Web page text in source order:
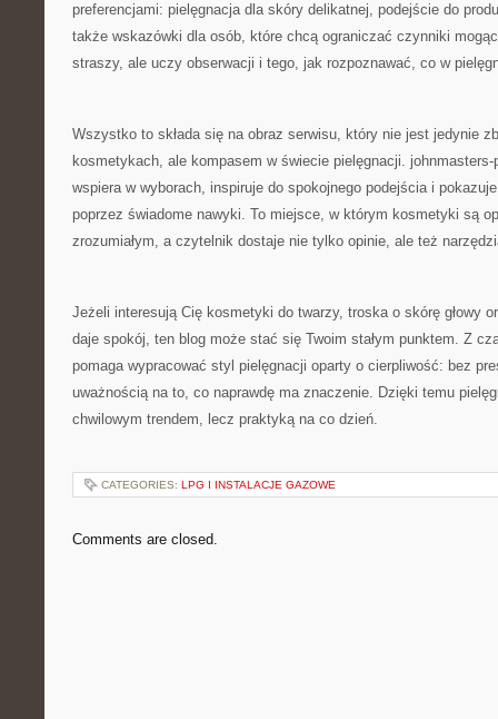
preferencjami: pielęgnacja dla skóry delikatnej, podejście do
także wskazówki dla osób, które chcą ograniczać czynniki
straszy, ale uczy obserwacji i tego, jak rozpoznawać, co w
Wszystko to składa się na obraz serwisu, który nie jest jedynie
kosmetykach, ale kompasem w świecie pielęgnacji.
wspiera w wyborach, inspiruje do spokojnego podejścia i
poprzez świadome nawyki. To miejsce, w którym kosmetyki są
zrozumiałym, a czytelnik dostaje nie tylko opinie, ale też
Jeżeli interesują Cię kosmetyki do twarzy, troska o skórę głowy
daje spokój, ten blog może stać się Twoim stałym punktem. Z
pomaga wypracować styl pielęgnacji oparty o cierpliwość: bez
uważnością na to, co naprawdę ma znaczenie. Dzięki temu
chwilowym trendem, lecz praktyką na co dzień.
CATEGORIES: LPG I INSTALACJE GAZOWE
Comments are closed.